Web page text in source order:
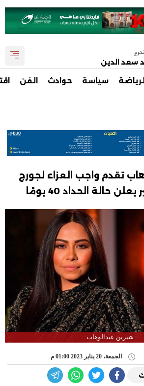
سعد الدين
الرياضة سياسة حوادث الفن
تقدم واجب العزاء لجورج
حالة الحداد 40 يومًا
شيرين عبدالوهاب
الجمعة، 20 يناير 2023 01:00 م